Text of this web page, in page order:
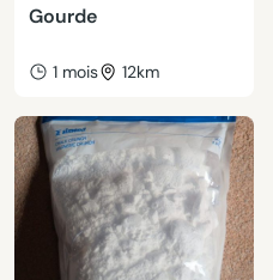
Gourde
1 mois 12km